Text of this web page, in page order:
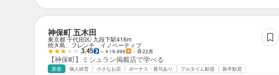
神保町 五木田
東京都 千代田区 九段下駅416m
焼き鳥、フレンチ、イノベーティブ
3.45 ～￥19,999 － 22席
【神保町】ミシュラン掲載店で学べる
新着 個人経営 小さなお店 ボーナス・賞与あり フルタイム歓迎 新卒歓迎